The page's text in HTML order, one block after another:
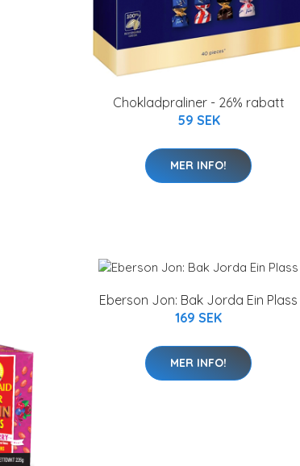
Chokladpraliner - 26% rabatt
59 SEK
MER INFO!
Eberson Jon: Bak Jorda Ein Plass
169 SEK
MER INFO!